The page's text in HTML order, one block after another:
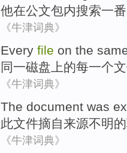
他在公文包内搜索一番
《牛津词典》
Every file on the
同一磁盘 上的每一个
《牛津词典》
The document was
此文件摘自来源不明的
《牛津词典》